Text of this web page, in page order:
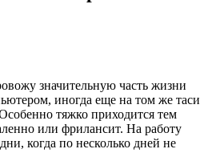
значительную часть жизни
иногда еще на том же таси
тяжко приходится тем
или фрилансит. На работу
когда по несколько дней не